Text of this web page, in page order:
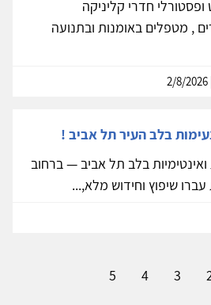
חדרי קליניקה
, מטפלים באומנות ובתנועה
בלב העיר תל אביב !
ואינטימיות בלב תל אביב — ברחוב
עברו שיפוץ וחידוש מלא,...
3
4
5